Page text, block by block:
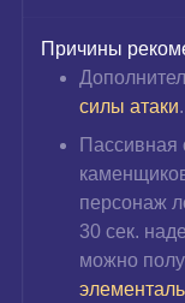
Причины
силы атаки.
Пассивная
персонаж
30 сек.
можно